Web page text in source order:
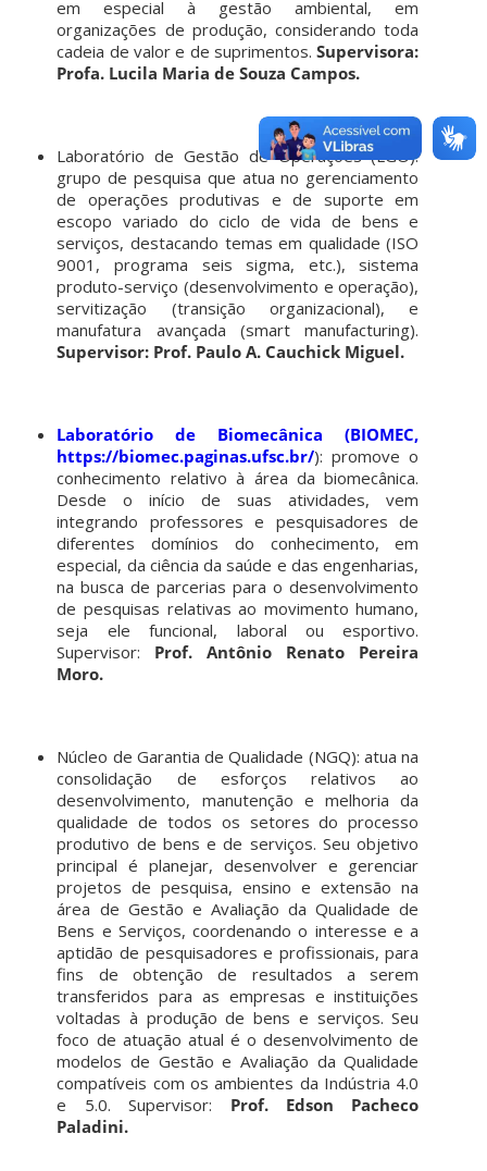
em especial à gestão ambiental, em
organizações de produção, considerando toda
cadeia de valor e de suprimentos.Supervisora:
Profa. Lucila Maria de Souza Campos.
Laboratório de Gestão de Operações (LGO):
grupo de pesquisa que atua no gerenciamento
de operações produtivas e de suporte em
escopo variado do ciclo de vida de bens e
serviços, destacando temas em qualidade (ISO
9001, programa seis sigma, etc.), sistema
produto-serviço (desenvolvimento e operação),
servitização (transição organizacional), e
manufatura avançada (smart manufacturing).
Supervisor: Prof. Paulo A. Cauchick Miguel.
Laboratório de Biomecânica (BIOMEC,
https://biomec.paginas.ufsc.br/): promove o
conhecimento relativo à área da biomecânica.
Desde o início de suas atividades, vem
integrando professores e pesquisadores de
diferentes domínios do conhecimento, em
especial, da ciência da saúde e das engenharias,
na busca de parcerias para o desenvolvimento
de pesquisas relativas ao movimento humano,
seja ele funcional, laboral ou esportivo.
Supervisor: Prof. Antônio Renato Pereira
Moro.
Núcleo de Garantia de Qualidade (NGQ): atua na
consolidação de esforços relativos ao
desenvolvimento, manutenção e melhoria da
qualidade de todos os setores do processo
produtivo de bens e de serviços. Seu objetivo
principal é planejar, desenvolver e gerenciar
projetos de pesquisa, ensino e extensão na
área de Gestão e Avaliação da Qualidade de
Bens e Serviços, coordenando o interesse e a
aptidão de pesquisadores e profissionais, para
fins de obtenção de resultados a serem
transferidos para as empresas e instituições
voltadas à produção de bens e serviços. Seu
foco de atuação atual é o desenvolvimento de
modelos de Gestão e Avaliação da Qualidade
compatíveis com os ambientes da Indústria 4.0
e 5.0. Supervisor: Prof. Edson Pacheco
Paladini.